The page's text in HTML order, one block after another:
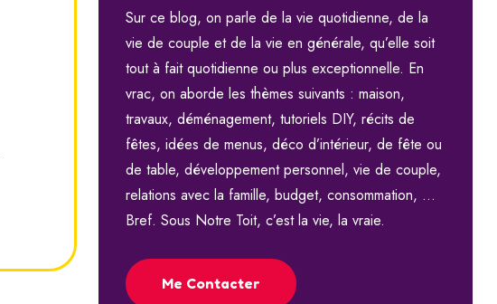
Sur ce blog, on parle de la vie quotidienne, de la
vie de couple et de la vie en générale, qu’elle soit
tout à fait quotidienne ou plus exceptionnelle. En
vrac, on aborde les thèmes suivants : maison,
travaux, déménagement, tutoriels DIY, récits de
fêtes, idées de menus, déco d’intérieur, de fête ou
de table, développement personnel, vie de couple,
relations avec la famille, budget, consommation, …
Bref. Sous Notre Toit, c’est la vie, la vraie.
Me Contacter